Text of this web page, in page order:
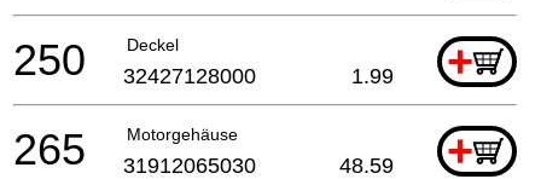
Deckel +
250 32427128000 1.99
Motorgehäuse +
265 31912065030 48.59